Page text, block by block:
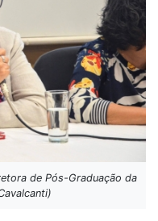
de Pós-Graduação da